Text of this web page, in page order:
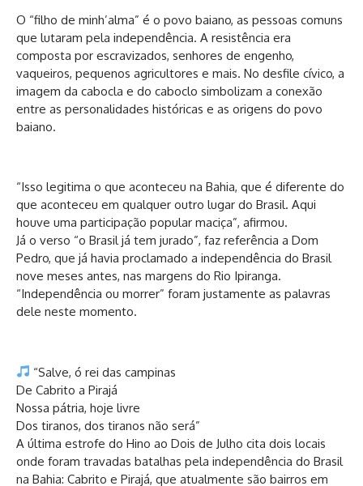
O “filho de minh’alma” é o povo baiano, as pessoas comuns
que lutaram pela independência. A resistência era
composta por escravizados, senhores de engenho,
vaqueiros, pequenos agricultores e mais. No desfile cívico, a
imagem da cabocla e do caboclo simbolizam a conexão
entre as personalidades históricas e as origens do povo
baiano.
“Isso legitima o que aconteceu na Bahia, que é diferente do
que aconteceu em qualquer outro lugar do Brasil. Aqui
houve uma participação popular maciça”, afirmou.
Já o verso “o Brasil já tem jurado”, faz referência a Dom
Pedro, que já havia proclamado a independência do Brasil
nove meses antes, nas margens do Rio Ipiranga.
“Independência ou morrer” foram justamente as palavras
dele neste momento.
“Salve, ó rei das campinas
De Cabrito a Pirajá
Nossa pátria, hoje livre
Dos tiranos, dos tiranos não será”
A última estrofe do Hino ao Dois de Julho cita dois locais
onde foram travadas batalhas pela independência do Brasil
na Bahia: Cabrito e Pirajá, que atualmente são bairros em